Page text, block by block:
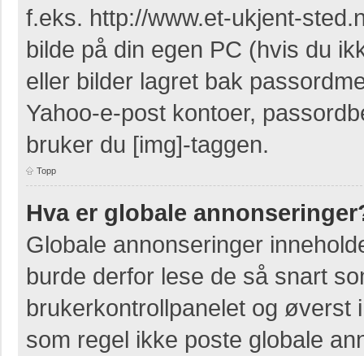
f.eks. http://www.et-ukjent-
bilde på din egen PC (hvis du
eller bilder lagret bak
Yahoo-e-post kontoer,
bruker du [img]-taggen.
Topp
Hva er globale
Globale annonseringer
burde derfor lese de så snart
brukerkontrollpanelet og øverst
som regel ikke poste globale